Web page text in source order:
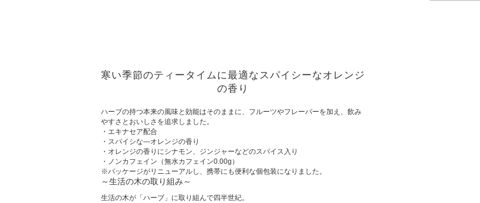
寒い季節のティータイムに最適なスパイシーなオレンジ
の香り
ハーブの持つ本来の風味と効能はそのままに、フルーツやフレーバーを加え、飲み
やすさとおいしさを追求しました。
・エキナセア配合
・スパイシな—オレンジの香り
・オレンジの香りにシナモン、ジンジャーなどのスパイス入り
・ノンカフェイン（無水カフェイン0.00g）
※パッケージがリニューアルし、携帯にも便利な個包装になりました。
～生活の木の取り組み～
生活の木が「ハーブ」に取り組んで四半世紀。